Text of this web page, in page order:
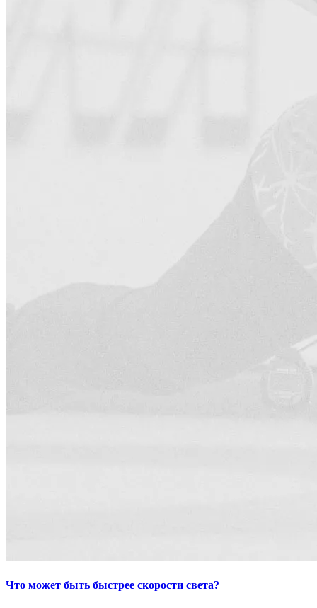
Что может быть быстрее скорости света?